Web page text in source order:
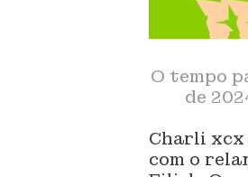
O tempo
de
Charli xcx
com o